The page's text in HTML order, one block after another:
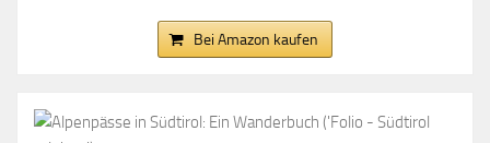
Bei Amazon kaufen